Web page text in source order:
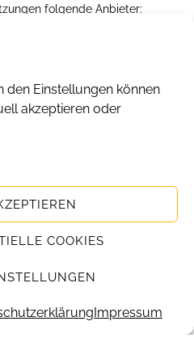
den Einstellungen können
akzeptieren oder
COOKIES
Impressum
folgende Anbieter:
Dunst.